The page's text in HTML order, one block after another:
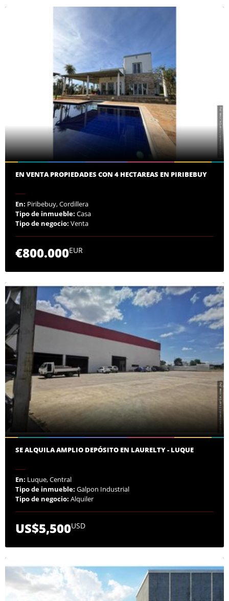
EN VENTA PROPIEDADES CON 4 HECTAREAS EN PIRIBEBUY
En: Piribebuy, Cordillera
Tipo de inmueble: Casa
Tipo de negocio: Venta
€800.000EUR
SE ALQUILA AMPLIO DEPÓSITO EN LAURELTY - LUQUE
En: Luque, Central
Tipo de inmueble: Galpon Industrial
Tipo de negocio: Alquiler
US$5,500USD